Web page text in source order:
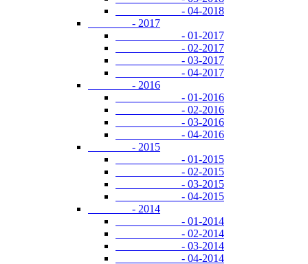
- 04-2018
- 2017
- 01-2017
- 02-2017
- 03-2017
- 04-2017
- 2016
- 01-2016
- 02-2016
- 03-2016
- 04-2016
- 2015
- 01-2015
- 02-2015
- 03-2015
- 04-2015
- 2014
- 01-2014
- 02-2014
- 03-2014
- 04-2014